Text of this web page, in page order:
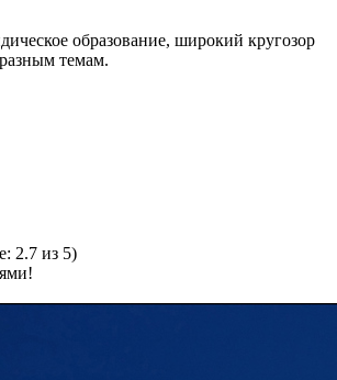
образование, широкий кругозор
темам.
2.7 из 5)